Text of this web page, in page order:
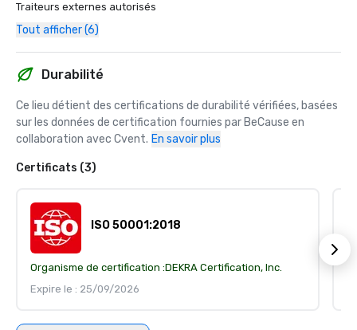
Traiteurs externes autorisés
Tout afficher (6)
Durabilité
Ce lieu détient des certifications de durabilité vérifiées, basées
sur les données de certification fournies par BeCause en
collaboration avec Cvent. En savoir plus
Certificats (3)
ISO 50001:2018
Organisme de certification :DEKRA Certification, Inc.
Expire le : 25/09/2026